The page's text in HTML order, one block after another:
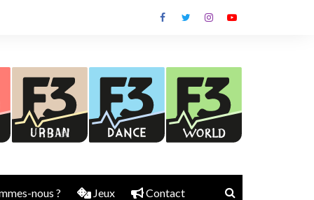
nous ? Jeux Contact